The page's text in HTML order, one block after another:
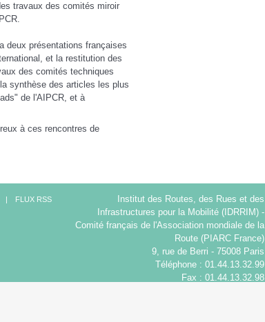
travaux des comités miroir
deux présentations françaises
et la restitution des
des comités techniques
synthèse des articles les plus
de l'AIPCR, et à
à ces rencontres de
FLUX RSS
Institut des Routes, des Rues et des
Infrastructures pour la Mobilité (IDRRIM) -
Comité français de l'Association mondiale de la
Route (PIARC France)
9, rue de Berri - 75008 Paris
Téléphone : 01.44.13.32.99
Fax : 01.44.13.32.98